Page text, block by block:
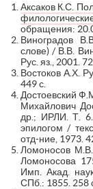
Аксаков К.С.
обращения:
Виноградов
слове) / В.В.
Рус. яз., 2001.
Востоков А.Х.
449 с.
Достоевский
Михайлович
др.; ИРЛИ. Т.
эпилогом /
отд-ние, 1973.
Ломоносов
Ломоносова
Имп. Акад.
СПб.: 1855. 258